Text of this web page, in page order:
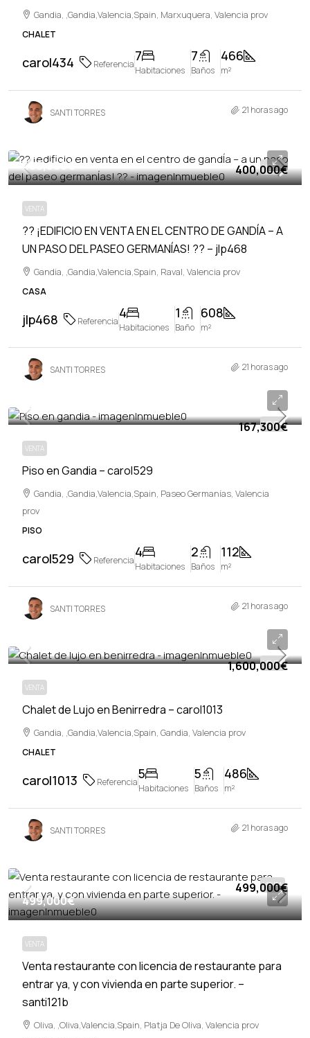
Gandia, ,Gandia,Valencia,Spain, Marxuquera, Valencia prov
CHALET
carol434 Referencia
7
Habitaciones
7
Baños
466
m²
SANTI TORRES 21 horas ago
VENTA
400,000€
VENTA
?? ¡EDIFICIO EN VENTA EN EL CENTRO DE GANDÍA – A
UN PASO DEL PASEO GERMANÍAS! ?? – jlp468
400,000€
Gandia, ,Gandia,Valencia,Spain, Raval, Valencia prov
CASA
jlp468 Referencia
4
Habitaciones
1
Baño
608
m²
SANTI TORRES 21 horas ago
VENTA
167,300€
VENTA
Piso en Gandia – carol529
167,300€
Gandia, ,Gandia,Valencia,Spain, Paseo Germanías, Valencia
prov
PISO
carol529 Referencia
4
Habitaciones
2
Baños
112
m²
SANTI TORRES 21 horas ago
VENTA
1,600,000€
VENTA
Chalet de Lujo en Benirredra – carol1013
1,600,000€
Gandia, ,Gandia,Valencia,Spain, Gandia, Valencia prov
CHALET
carol1013 Referencia
5
Habitaciones
5
Baños
486
m²
SANTI TORRES 21 horas ago
VENTA
499,000€
VENTA
Venta restaurante con licencia de restaurante para
entrar ya, y con vivienda en parte superior. –
santi121b
499,000€
Oliva, ,Oliva,Valencia,Spain, Platja De Oliva, Valencia prov